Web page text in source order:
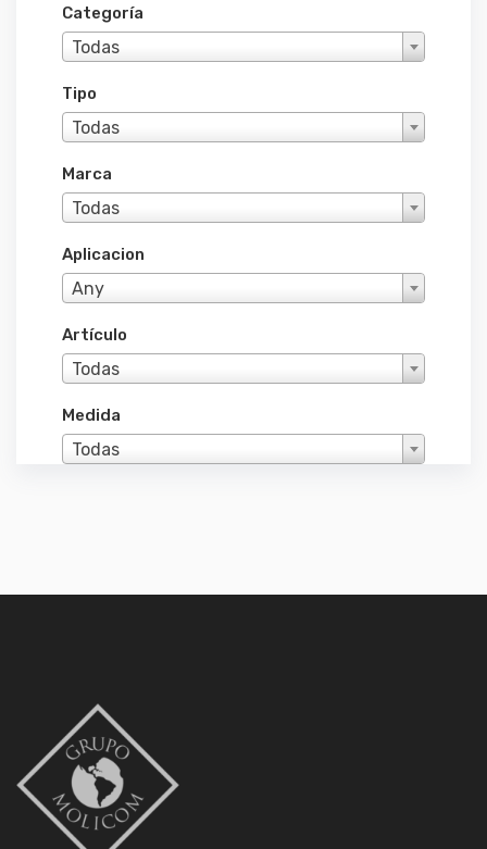
Categoría
Todas
Tipo
Todas
Marca
Todas
Aplicacion
Any
Artículo
Todas
Medida
Todas